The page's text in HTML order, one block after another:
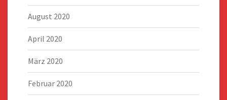
August 2020
April 2020
März 2020
Februar 2020